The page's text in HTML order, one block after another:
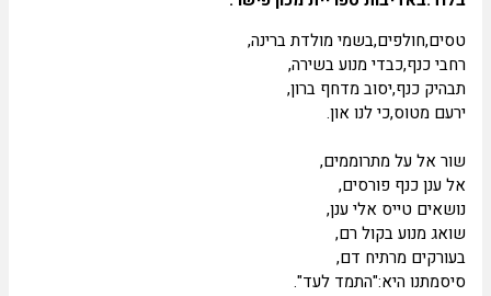
מולדת ברינה,
כנף,כבדי מנוע בשירה,
כנף,יסוב מדחף ברון,
מטוס,כי לנו און.
אל על מתרוממים,
ענן כנף פורסים,
טייס אלי ענן,
מנוע בקול רם,
מרתיח דם,
היא:"התמד לעד".